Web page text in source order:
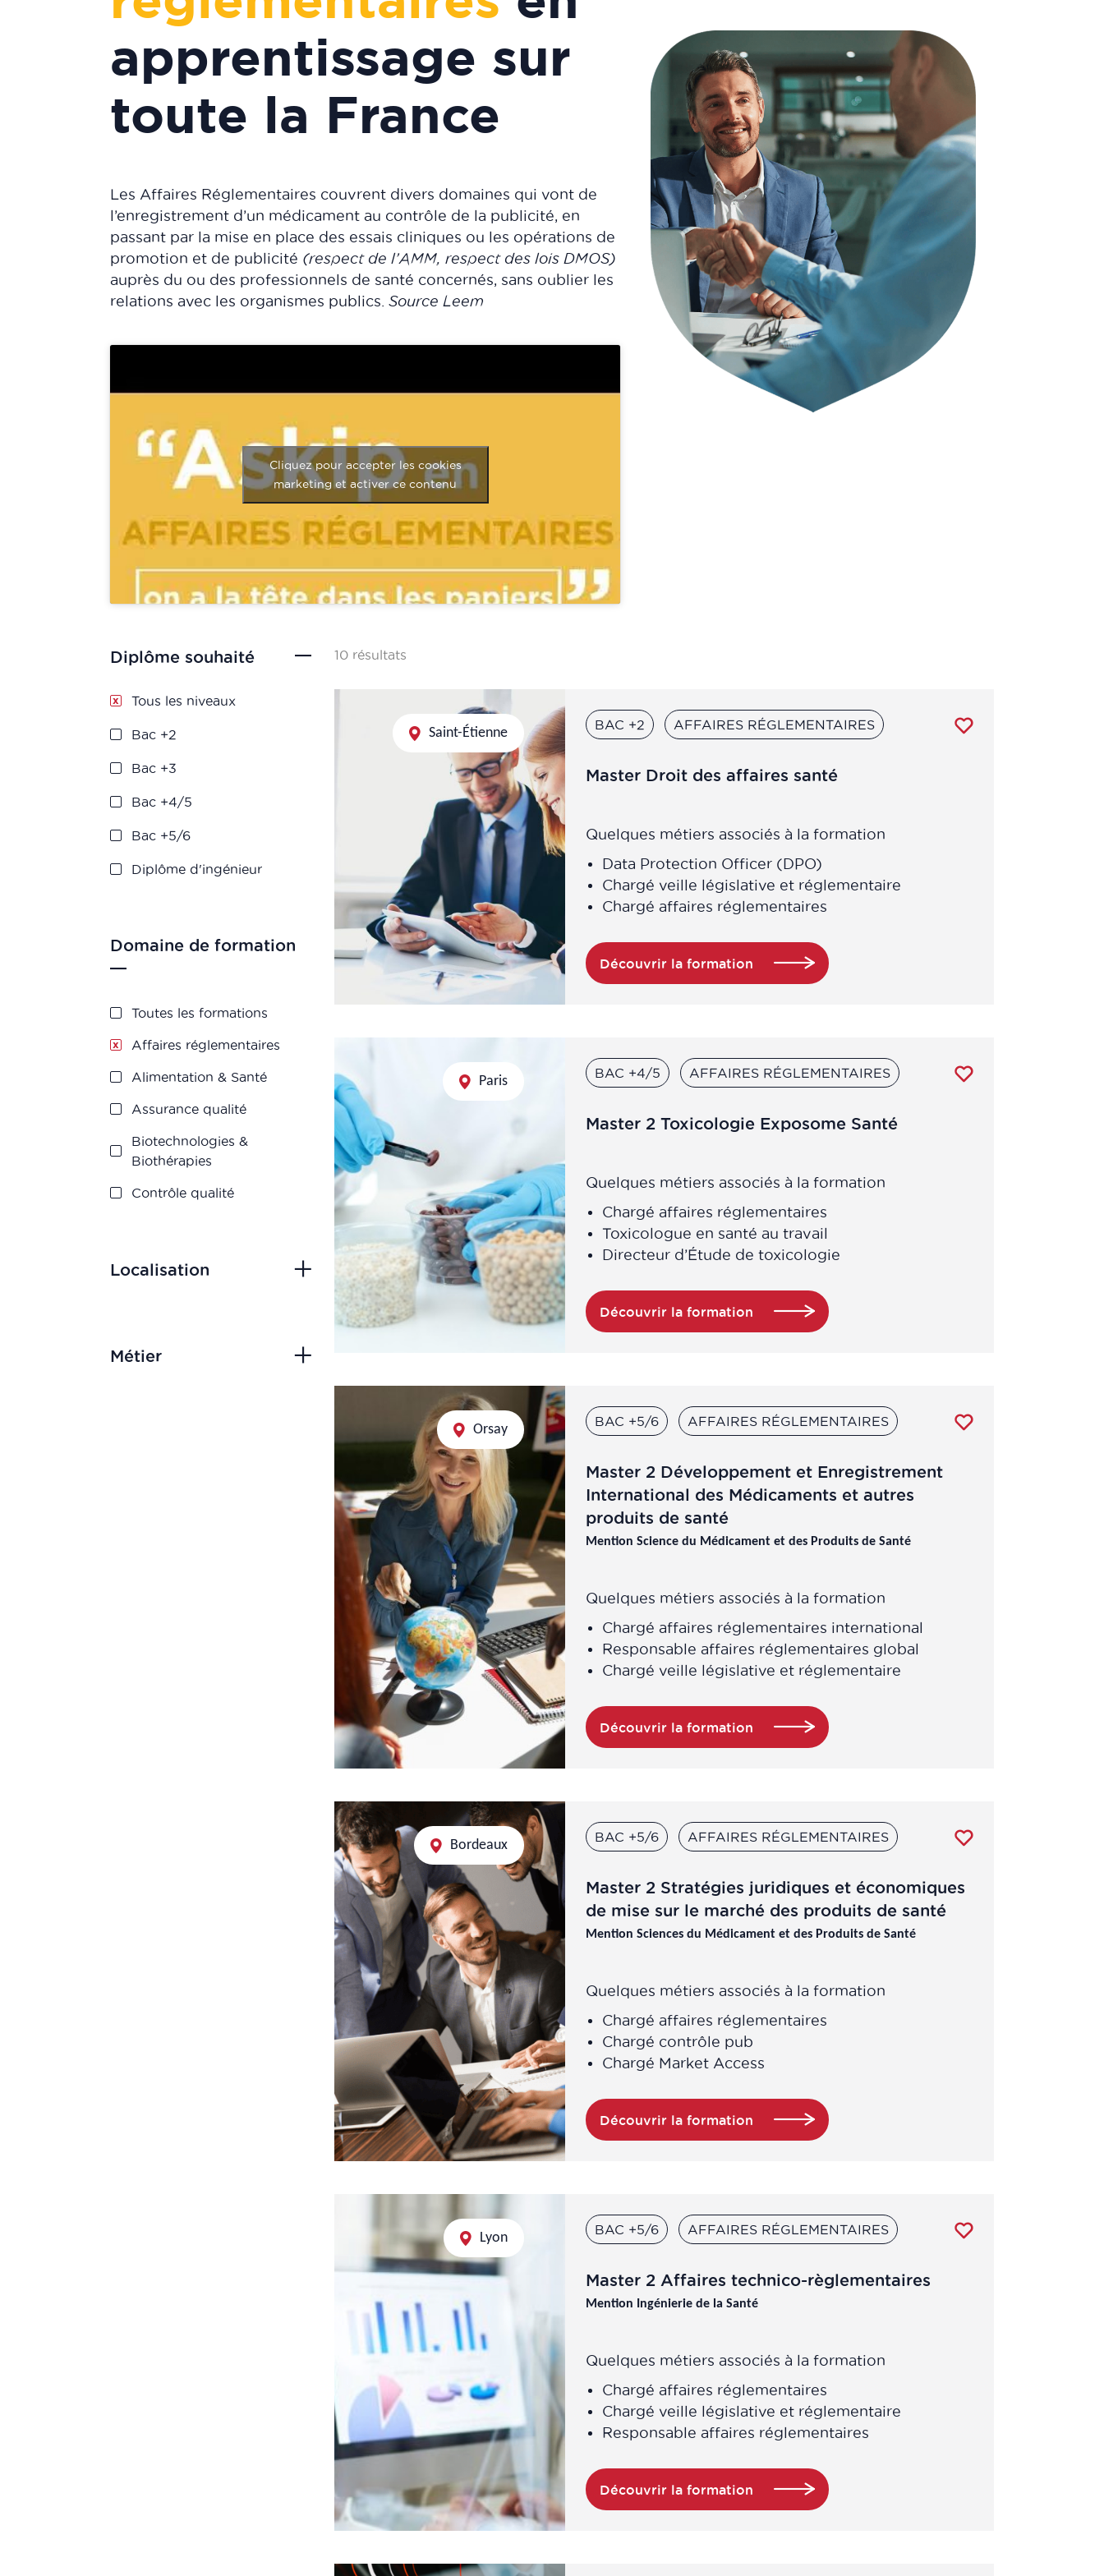
apprentissage sur
toute la France
Les Affaires Réglementaires couvrent divers domaines qui vont de
l’enregistrement d’un médicament au contrôle de la publicité, en
passant par la mise en place des essais cliniques ou les opérations de
promotion et de publicité (respect de l’AMM, respect des lois DMOS)
auprès du ou des professionnels de santé concernés, sans oublier les
relations avec les organismes publics.Source Leem
Cliquez pour accepter les cookies
marketing et activer ce contenu
Diplôme souhaité
Tous les niveaux
Bac +2
Bac +3
Bac +4/5
Bac +5/6
Diplôme d'ingénieur
Domaine de formation
Toutes les formations
Affaires réglementaires
Alimentation & Santé
Assurance qualité
Biotechnologies &
Biothérapies
Contrôle qualité
Localisation
Métier
10 résultats
Saint-Étienne
BAC +2 AFFAIRES RÉGLEMENTAIRES
Master Droit des affaires santé
Quelques métiers associés à la formation
Data Protection Officer (DPO)
Chargé veille législative et réglementaire
Chargé affaires réglementaires
Découvrir la formation
Paris
BAC +4/5 AFFAIRES RÉGLEMENTAIRES
Master 2 Toxicologie Exposome Santé
Quelques métiers associés à la formation
Chargé affaires réglementaires
Toxicologue en santé au travail
Directeur d’Étude de toxicologie
Découvrir la formation
Orsay
BAC +5/6 AFFAIRES RÉGLEMENTAIRES
Master 2 Développement et Enregistrement
International des Médicaments et autres
produits de santé
Mention Science du Médicament et des Produits de Santé
Quelques métiers associés à la formation
Chargé affaires réglementaires international
Responsable affaires réglementaires global
Chargé veille législative et réglementaire
Découvrir la formation
Bordeaux
BAC +5/6 AFFAIRES RÉGLEMENTAIRES
Master 2 Stratégies juridiques et économiques
de mise sur le marché des produits de santé
Mention Sciences du Médicament et des Produits de Santé
Quelques métiers associés à la formation
Chargé affaires réglementaires
Chargé contrôle pub
Chargé Market Access
Découvrir la formation
Lyon
BAC +5/6 AFFAIRES RÉGLEMENTAIRES
Master 2 Affaires technico-règlementaires
Mention Ingénierie de la Santé
Quelques métiers associés à la formation
Chargé affaires réglementaires
Chargé veille législative et réglementaire
Responsable affaires réglementaires
Découvrir la formation